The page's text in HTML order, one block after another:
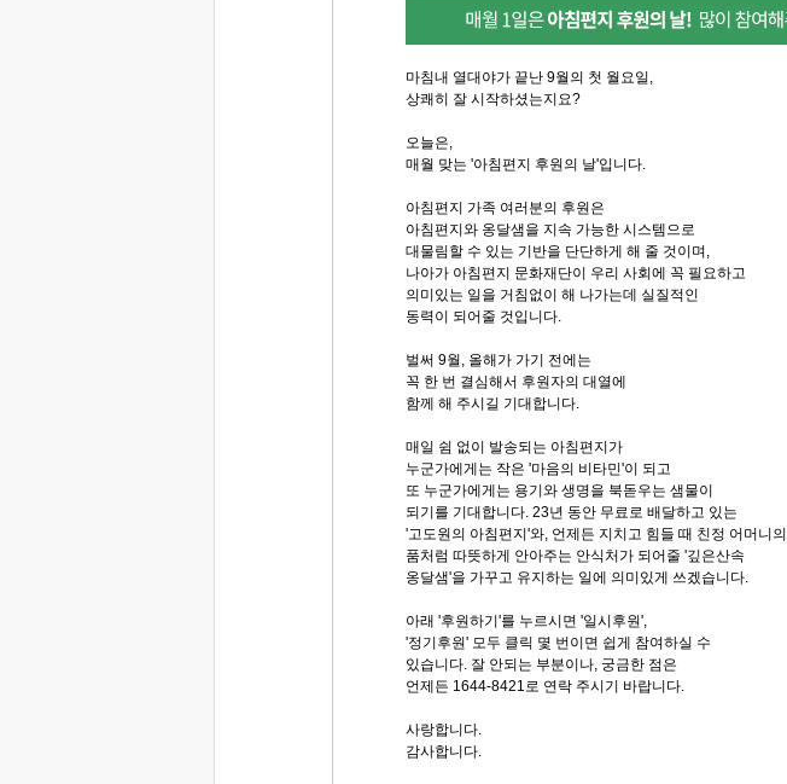
마침내 열대야가 끝난 9월의 첫 월요일,
상쾌히 잘 시작하셨는지요?
오늘은,
매월 맞는 '아침편지 후원의 날'입니다.
아침편지 가족 여러분의 후원은
아침편지와 옹달샘을 지속 가능한 시스템으로
대물림할 수 있는 기반을 단단하게 해 줄 것이며,
나아가 아침편지 문화재단이 우리 사회에 꼭 필요하고
의미있는 일을 거침없이 해 나가는데 실질적인
동력이 되어줄 것입니다.
벌써 9월, 올해가 가기 전에는
꼭 한 번 결심해서 후원자의 대열에
함께 해 주시길 기대합니다.
매일 쉼 없이 발송되는 아침편지가
누군가에게는 작은 '마음의 비타민'이 되고
또 누군가에게는 용기와 생명을 북돋우는 샘물이
되기를 기대합니다. 23년 동안 무료로 배달하고 있는
'고도원의 아침편지'와, 언제든 지치고 힘들 때 친정 어머니의
품처럼 따뜻하게 안아주는 안식처가 되어줄 '깊은산속
옹달샘'을 가꾸고 유지하는 일에 의미있게 쓰겠습니다.
아래 '후원하기'를 누르시면 '일시후원',
'정기후원' 모두 클릭 몇 번이면 쉽게 참여하실 수
있습니다. 잘 안되는 부분이나, 궁금한 점은
언제든 1644-8421로 연락 주시기 바랍니다.
사랑합니다.
감사합니다.